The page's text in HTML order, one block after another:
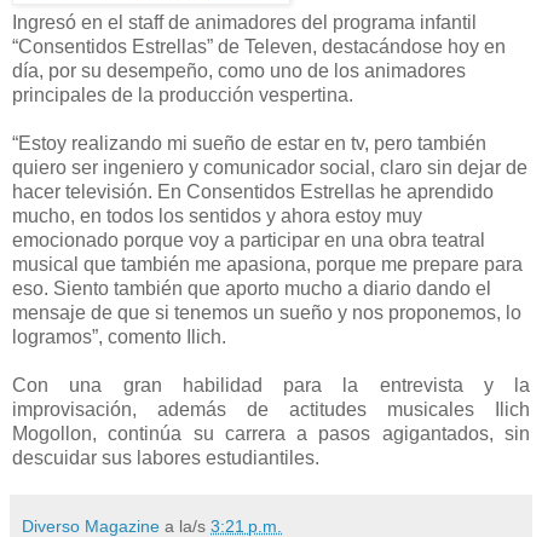
Ingresó en el staff de animadores del programa infantil
“Consentidos Estrellas” de Televen, destacándose hoy en
día, por su desempeño, como uno de los animadores
principales de la producción vespertina.
“Estoy realizando mi sueño de estar en tv, pero también
quiero ser ingeniero y comunicador social, claro sin dejar de
hacer televisión. En Consentidos Estrellas he aprendido
mucho, en todos los sentidos y ahora estoy muy
emocionado porque voy a participar en una obra teatral
musical que también me apasiona, porque me prepare para
eso. Siento también que aporto mucho a diario dando el
mensaje de que si tenemos un sueño y nos proponemos, lo
logramos”, comento Ilich.
Con una gran habilidad para la entrevista y la
improvisación, además de actitudes musicales Ilich
Mogollon, continúa su carrera a pasos agigantados, sin
descuidar sus labores estudiantiles.
Diverso Magazine a la/s 3:21 p.m.